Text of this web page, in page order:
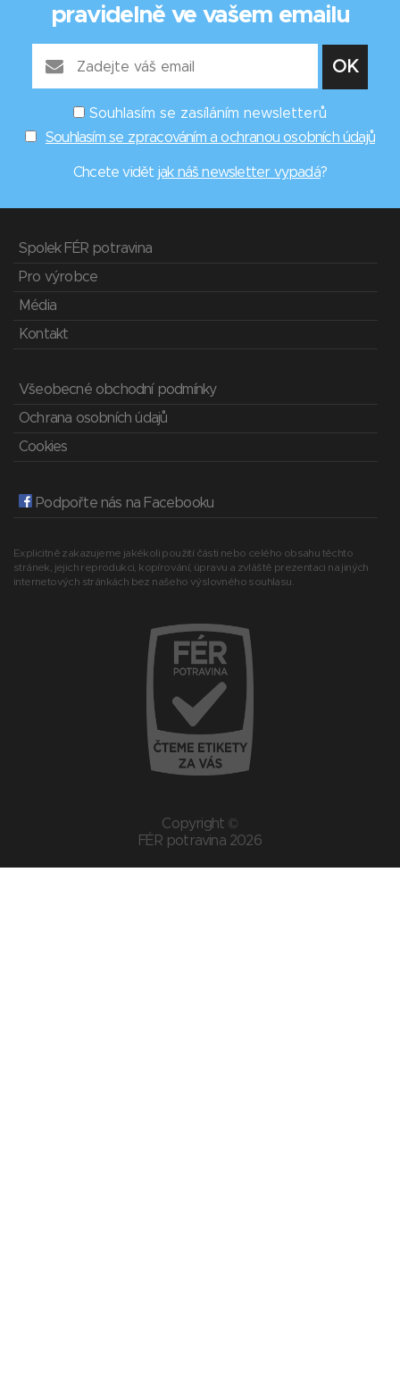
pravidelně ve vašem emailu
Souhlasím se zasíláním newsletterů
Souhlasím se zpracováním a ochranou osobních údajů
Chcete vidět jak náš newsletter vypadá?
Spolek FÉR potravina
Pro výrobce
Média
Kontakt
Všeobecné obchodní podmínky
Ochrana osobních údajů
Cookies
Podpořte nás na Facebooku
Explicitně zakazujeme jakékoli použití části nebo celého obsahu těchto
stránek, jejich reprodukci, kopírování, úpravu a zvláště prezentaci na jiných
internetových stránkách bez našeho výslovného souhlasu.
Copyright ©
FÉR potravina 2026